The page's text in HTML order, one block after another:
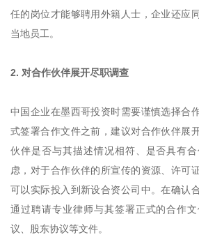
任的岗位才能够聘用外籍人士，企业还应
当地员工。
2. 对合作伙伴展开尽职调查
中国企业在墨西哥投资时需要谨慎选择合
式签署合作文件之前，建议对合作伙伴展
伙伴是否与其描述情况相符、是否具有
虑，对于合作伙伴的所宣传的资源、许可
可以实际投入到新设合资公司中。在确认
通过聘请专业律师与其签署正式的合作
议、股东协议等文件。